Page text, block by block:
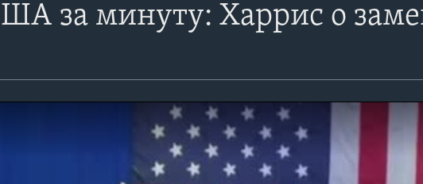
за минуту: Харрис о